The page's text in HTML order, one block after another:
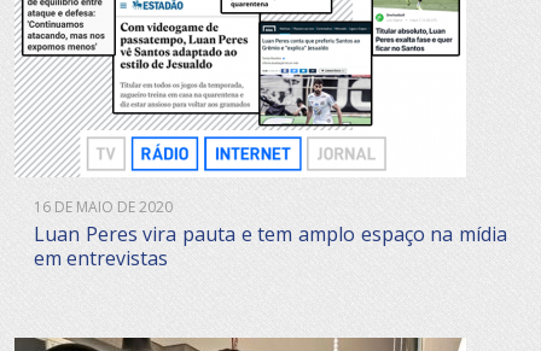
16 DE MAIO DE 2020
Luan Peres vira pauta e tem amplo espaço na mídia
em entrevistas